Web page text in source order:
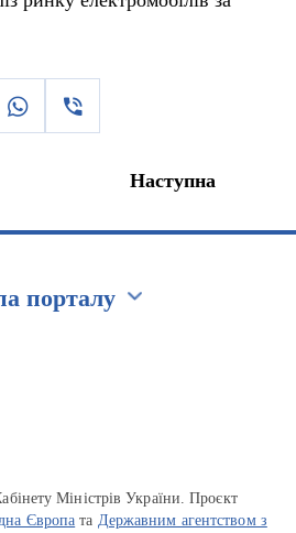
Наступна
порталу
Міністрів України. Проєкт
Європа та Державним агентством з